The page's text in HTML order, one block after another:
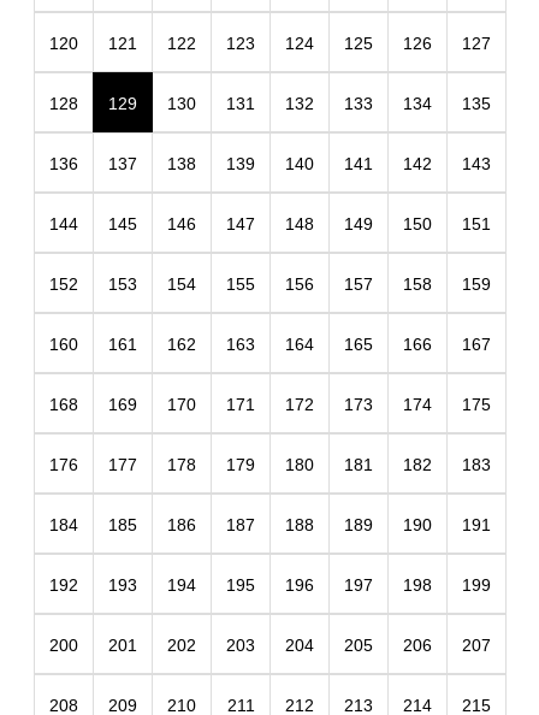
120 121 122 123 124 125 126 127
128 129 130 131 132 133 134 135
136 137 138 139 140 141 142 143
144 145 146 147 148 149 150 151
152 153 154 155 156 157 158 159
160 161 162 163 164 165 166 167
168 169 170 171 172 173 174 175
176 177 178 179 180 181 182 183
184 185 186 187 188 189 190 191
192 193 194 195 196 197 198 199
200 201 202 203 204 205 206 207
208 209 210 211 212 213 214 215